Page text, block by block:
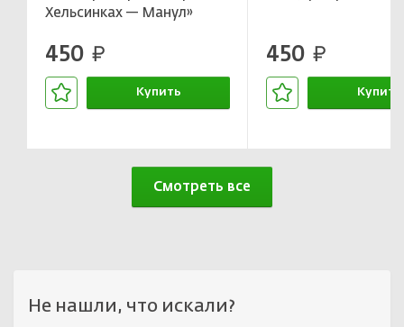
Хельсинках — Манул»
450 руб.
Купить
450 руб.
Купить
Смотреть все
Не нашли, что искали?